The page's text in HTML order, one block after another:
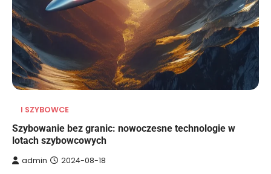
I SZYBOWCE
Szybowanie bez granic: nowoczesne technologie w
lotach szybowcowych
admin 2024-08-18